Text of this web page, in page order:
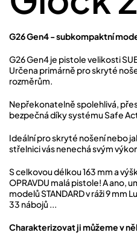
G26 Gen4 - subkompaktní
G26 Gen4 je pistole velikosti
Určena primárně pro skryté
rozměrům.
Nepřekonatelně spolehlivá,
bezpečná díky systému Safe
Ideální pro skryté nošení nebo
střelnici vás nenechá svým
S celkovou délkou 163 mm a
OPRAVDU malá pistole! A ano,
modelů STANDARD v ráži 9 mm
33 nábojů ...
Charakterizovat ji můžeme v